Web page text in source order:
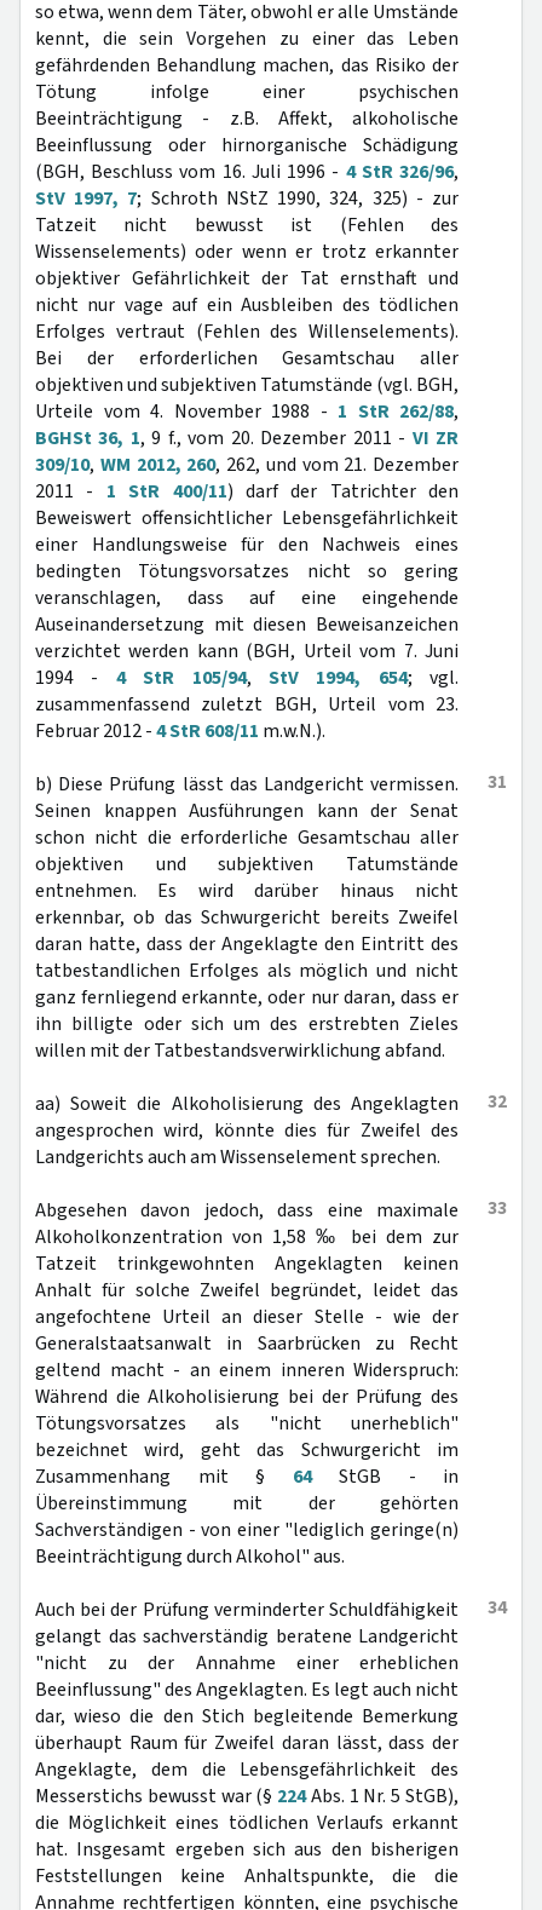
so etwa, wenn dem Täter, obwohl er alle Umstände
kennt, die sein Vorgehen zu einer das Leben
gefährdenden Behandlung machen, das Risiko der
Tötung infolge einer psychischen
Beeinträchtigung - z.B. Affekt, alkoholische
Beeinflussung oder hirnorganische Schädigung
(BGH, Beschluss vom 16. Juli 1996 - 4 StR 326/96,
StV 1997, 7; Schroth NStZ 1990, 324, 325) - zur
Tatzeit nicht bewusst ist (Fehlen des
Wissenselements) oder wenn er trotz erkannter
objektiver Gefährlichkeit der Tat ernsthaft und
nicht nur vage auf ein Ausbleiben des tödlichen
Erfolges vertraut (Fehlen des Willenselements).
Bei der erforderlichen Gesamtschau aller
objektiven und subjektiven Tatumstände (vgl. BGH,
Urteile vom 4. November 1988 - 1 StR 262/88,
BGHSt 36, 1, 9 f., vom 20. Dezember 2011 - VI ZR
309/10, WM 2012, 260, 262, und vom 21. Dezember
2011 - 1 StR 400/11) darf der Tatrichter den
Beweiswert offensichtlicher Lebensgefährlichkeit
einer Handlungsweise für den Nachweis eines
bedingten Tötungsvorsatzes nicht so gering
veranschlagen, dass auf eine eingehende
Auseinandersetzung mit diesen Beweisanzeichen
verzichtet werden kann (BGH, Urteil vom 7. Juni
1994 - 4 StR 105/94, StV 1994, 654; vgl.
zusammenfassend zuletzt BGH, Urteil vom 23.
Februar 2012 -4 StR 608/11 m.w.N.).
31
b) Diese Prüfung lässt das Landgericht vermissen.
Seinen knappen Ausführungen kann der Senat
schon nicht die erforderliche Gesamtschau aller
objektiven und subjektiven Tatumstände
entnehmen. Es wird darüber hinaus nicht
erkennbar, ob das Schwurgericht bereits Zweifel
daran hatte, dass der Angeklagte den Eintritt des
tatbestandlichen Erfolges als möglich und nicht
ganz fernliegend erkannte, oder nur daran, dass er
ihn billigte oder sich um des erstrebten Zieles
willen mit der Tatbestandsverwirklichung abfand.
32
aa) Soweit die Alkoholisierung des Angeklagten
angesprochen wird, könnte dies für Zweifel des
Landgerichts auch am Wissenselement sprechen.
33
Abgesehen davon jedoch, dass eine maximale
Alkoholkonzentration von 1,58 ‰ bei dem zur
Tatzeit trinkgewohnten Angeklagten keinen
Anhalt für solche Zweifel begründet, leidet das
angefochtene Urteil an dieser Stelle - wie der
Generalstaatsanwalt in Saarbrücken zu Recht
geltend macht - an einem inneren Widerspruch:
Während die Alkoholisierung bei der Prüfung des
Tötungsvorsatzes als "nicht unerheblich"
bezeichnet wird, geht das Schwurgericht im
Zusammenhang mit § 64StGB - in
Übereinstimmung mit der gehörten
Sachverständigen - von einer "lediglich geringe(n)
Beeinträchtigung durch Alkohol" aus.
34
Auch bei der Prüfung verminderter Schuldfähigkeit
gelangt das sachverständig beratene Landgericht
"nicht zu der Annahme einer erheblichen
Beeinflussung" des Angeklagten. Es legt auch nicht
dar, wieso die den Stich begleitende Bemerkung
überhaupt Raum für Zweifel daran lässt, dass der
Angeklagte, dem die Lebensgefährlichkeit des
Messerstichs bewusst war (§ 224Abs. 1 Nr. 5 StGB),
die Möglichkeit eines tödlichen Verlaufs erkannt
hat. Insgesamt ergeben sich aus den bisherigen
Feststellungen keine Anhaltspunkte, die die
Annahme rechtfertigen könnten, eine psychische